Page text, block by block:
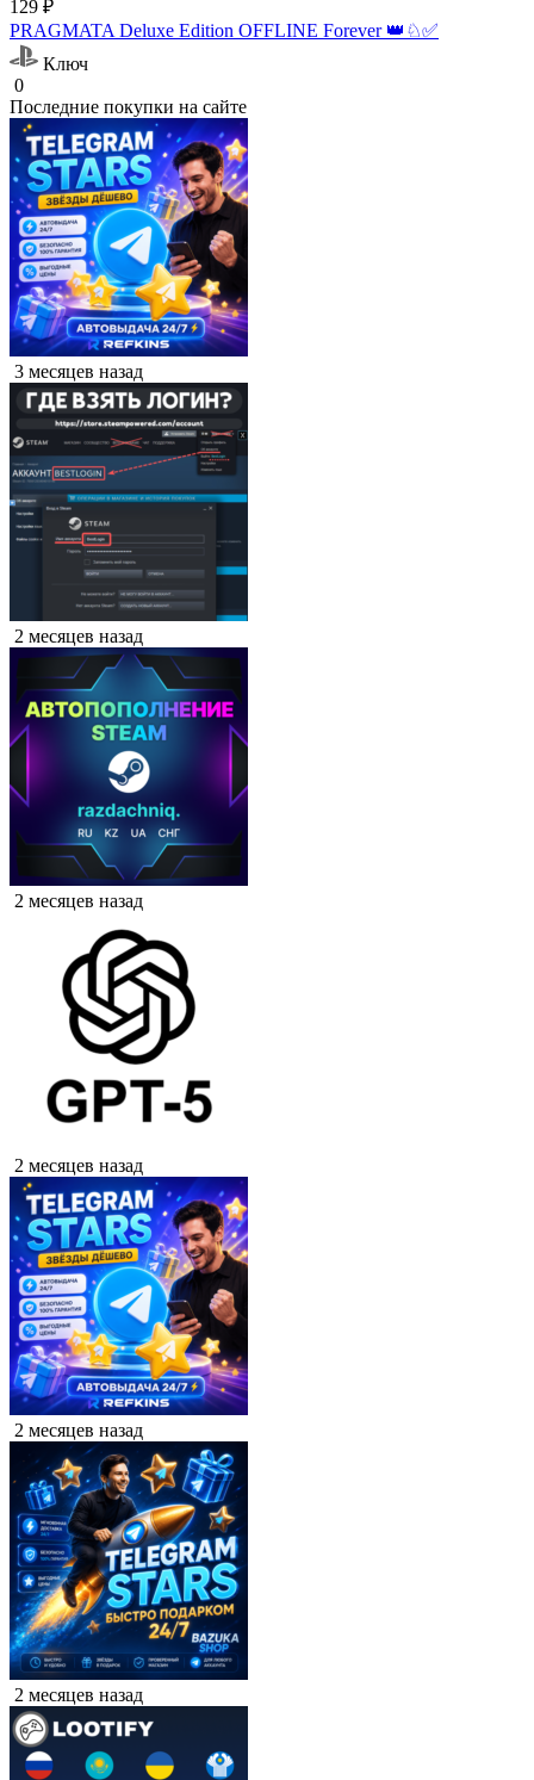
129 ₽
PRAGMATA Deluxe Edition OFFLINE Forever 👑♘✅
Ключ
0
Последние покупки на сайте
3 месяцев назад
2 месяцев назад
2 месяцев назад
2 месяцев назад
2 месяцев назад
2 месяцев назад